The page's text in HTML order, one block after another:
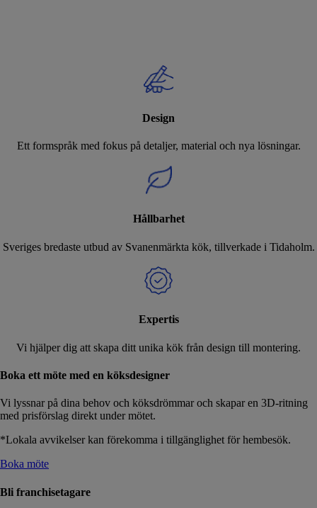
Design
Ett formspråk med fokus på detaljer, material och nya lösningar.
Hållbarhet
Sveriges bredaste utbud av Svanenmärkta kök, tillverkade i Tidaholm.
Expertis
Vi hjälper dig att skapa ditt unika kök från design till montering.
Boka ett möte med en köksdesigner
Vi lyssnar på dina behov och köksdrömmar och skapar en 3D-ritning
med prisförslag direkt under mötet.
*Lokala avvikelser kan förekomma i tillgänglighet för hembesök.
Boka möte
Bli franchisetagare